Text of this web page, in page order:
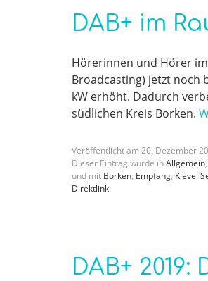
DAB+ im
Hörerinnen und Hörer
Broadcasting) jetzt noch
kW erhöht. Dadurch
südlichen Kreis Borken.
Veröffentlicht am 20. Dezember
Dieser Eintrag wurde inAllgemein,
und mit Borken, Empfang, Kleve,
Direktlink.
DAB+